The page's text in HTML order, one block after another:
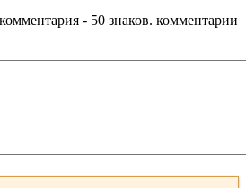
- 50 знаков. комментарии